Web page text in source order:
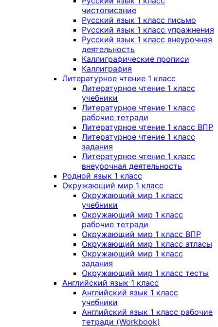
чистописание
Русский язык 1 класс письмо
Русский язык 1 класс упражнения
Русский язык 1 класс внеурочная
деятельность
Каллиграфические прописи
Каллиграфия
Литературное чтение 1 класс
Литературное чтение 1 класс
учебники
Литературное чтение 1 класс
рабочие тетради
Литературное чтение 1 класс ВПР
Литературное чтение 1 класс
задания
Литературное чтение 1 класс
внеурочная деятельность
Родной язык 1 класс
Окружающий мир 1 класс
Окружающий мир 1 класс
учебники
Окружающий мир 1 класс
рабочие тетради
Окружающий мир 1 класс ВПР
Окружающий мир 1 класс атласы
Окружающий мир 1 класс
задания
Окружающий мир 1 класс тесты
Английский язык 1 класс
Английский язык 1 класс
учебники
Английский язык 1 класс рабочие
тетради (Workbook)